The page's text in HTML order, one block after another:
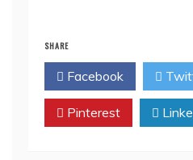
SHARE
Facebook
Pinterest